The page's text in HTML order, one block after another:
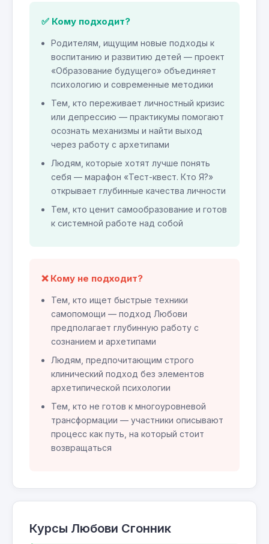
✅ Кому подходит?
Родителям, ищущим новые подходы к
воспитанию и развитию детей — проект
«Образование будущего» объединяет
психологию и современные методики
Тем, кто переживает личностный кризис
или депрессию — практикумы помогают
осознать механизмы и найти выход
через работу с архетипами
Людям, которые хотят лучше понять
себя — марафон «Тест-квест. Кто Я?»
открывает глубинные качества личности
Тем, кто ценит самообразование и готов
к системной работе над собой
❌ Кому не подходит?
Тем, кто ищет быстрые техники
самопомощи — подход Любови
предполагает глубинную работу с
сознанием и архетипами
Людям, предпочитающим строго
клинический подход без элементов
архетипической психологии
Тем, кто не готов к многоуровневой
трансформации — участники описывают
процесс как путь, на который стоит
возвращаться
Курсы Любови Сгонник